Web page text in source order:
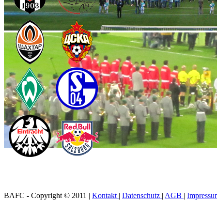
BAFC - Copyright © 2011 | Kontakt | Datenschutz | AGB |